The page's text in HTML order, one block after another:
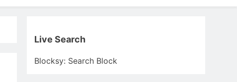
Live Search
Blocksy: Search Block